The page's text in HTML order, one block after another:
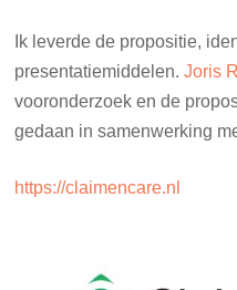
Ik leverde de propositie,
presentatiemiddelen.Joris
vooronderzoek en de
gedaan in samenwerking
https://claimencare.nl